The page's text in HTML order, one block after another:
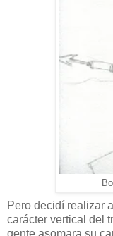
Pero decidí realizar
carácter vertical del
gente asomara su